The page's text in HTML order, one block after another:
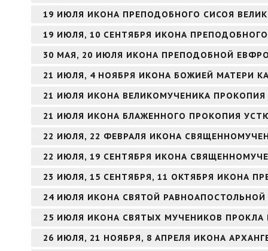
19 ИЮЛЯ ИКОНА ПРЕПОДОБНОГО СИСОЯ
19 ИЮЛЯ, 10 СЕНТЯБРЯ ИКОНА
30 МАЯ, 20 ИЮЛЯ ИКОНА ПРЕПОДОБНОЙ
21 ИЮЛЯ, 4 НОЯБРЯ ИКОНА БОЖИЕЙ МАТЕРИ
21 ИЮЛЯ ИКОНА ВЕЛИКОМУЧЕНИКА ПРОКОПИЯ
21 ИЮЛЯ ИКОНА БЛАЖЕННОГО ПРОКОПИЯ
22 ИЮЛЯ, 22 ФЕВРАЛЯ ИКОНА
22 ИЮЛЯ, 19 СЕНТЯБРЯ ИКОНА
23 ИЮЛЯ, 15 СЕНТЯБРЯ, 11 ОКТЯБРЯ ИКОНА
24 ИЮЛЯ ИКОНА СВЯТОЙ
25 ИЮЛЯ ИКОНА СВЯТЫХ МУЧЕНИКОВ ПРОКЛА
26 ИЮЛЯ, 21 НОЯБРЯ, 8 АПРЕЛЯ ИКОНА